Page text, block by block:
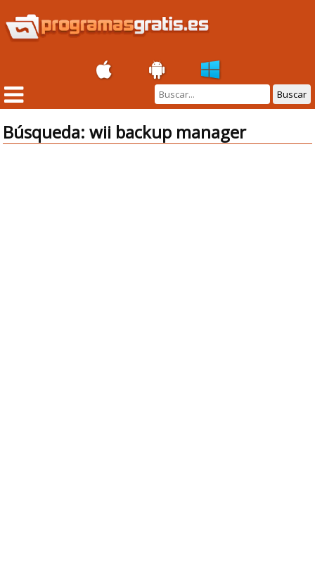
Buscar
Búsqueda: wii backup manager